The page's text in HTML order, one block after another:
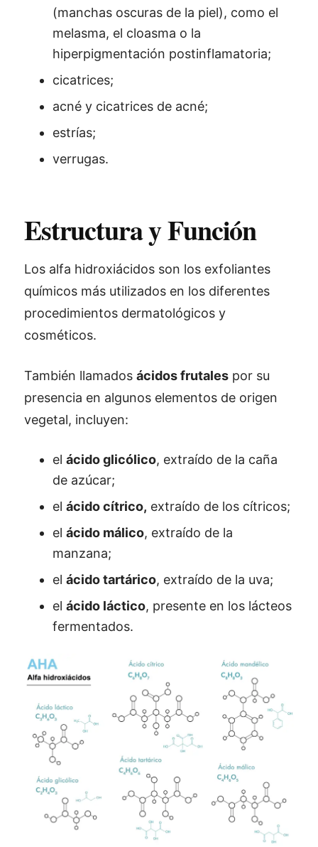
(manchas oscuras de la piel), como el
melasma, el cloasma o la
hiperpigmentación postinflamatoria;
cicatrices;
acné y cicatrices de acné;
estrías;
verrugas.
Estructura y Función
Los alfa hidroxiácidos son los exfoliantes
químicos más utilizados en los diferentes
procedimientos dermatológicos y
cosméticos.
También llamados ácidos frutales por su
presencia en algunos elementos de origen
vegetal, incluyen:
el ácido glicólico, extraído de la caña
de azúcar;
el ácido cítrico, extraído de los cítricos;
el ácido málico, extraído de la
manzana;
el ácido tartárico, extraído de la uva;
el ácido láctico, presente en los lácteos
fermentados.